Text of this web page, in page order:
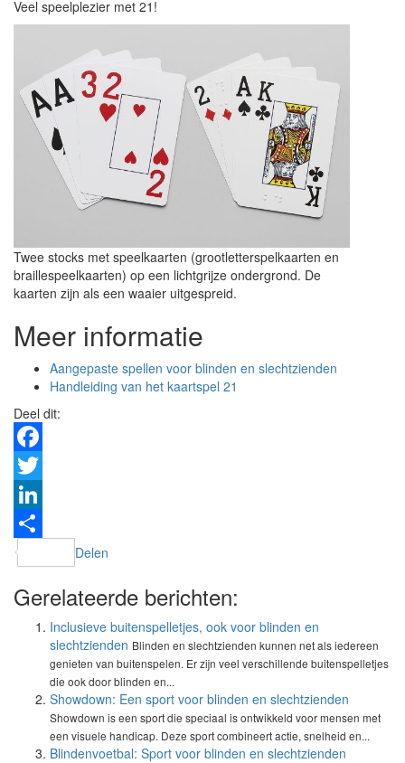
Veel speelplezier met 21!
Twee stocks met speelkaarten (grootletterspelkaarten en
braillespeelkaarten) op een lichtgrijze ondergrond. De
kaarten zijn als een waaier uitgespreid.
Meer informatie
Aangepaste spellen voor blinden en slechtzienden
Handleiding van het kaartspel 21
Deel dit:
Facebook
Twitter
LinkedIn
Delen
Gerelateerde berichten:
Inclusieve buitenspelletjes, ook voor blinden en
slechtzienden Blinden en slechtzienden kunnen net als iedereen
genieten van buitenspelen. Er zijn veel verschillende buitenspelletjes
die ook door blinden en...
Showdown: Een sport voor blinden en slechtzienden
Showdown is een sport die speciaal is ontwikkeld voor mensen met
een visuele handicap. Deze sport combineert actie, snelheid en...
Blindenvoetbal: Sport voor blinden en slechtzienden